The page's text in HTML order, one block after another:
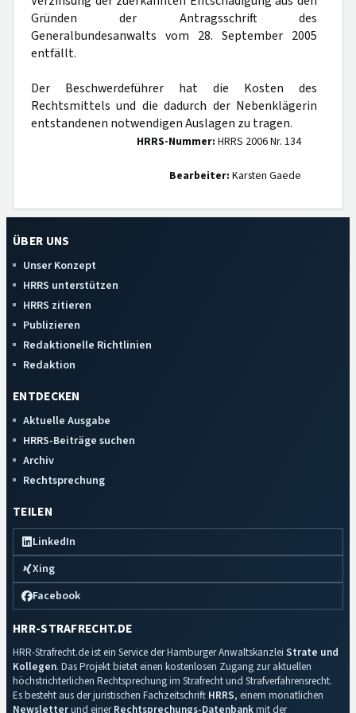
Gründen der Antragsschrift des
Generalbundesanwalts vom 28. September 2005
entfällt.
Der Beschwerdeführer hat die Kosten des
Rechtsmittels und die dadurch der Nebenklägerin
entstandenen notwendigen Auslagen zu tragen.
HRRS-Nummer: HRRS 2006 Nr. 134
Bearbeiter: Karsten Gaede
ÜBER UNS
Unser Konzept
HRRS unterstützen
HRRS zitieren
Publizieren
Redaktionelle Richtlinien
Redaktion
ENTDECKEN
Aktuelle Ausgabe
HRRS-Beiträge suchen
Archiv
Rechtsprechung
TEILEN
LinkedIn
Xing
Facebook
HRR-STRAFRECHT.DE
HRR-Strafrecht.de ist ein Service der Hamburger Anwaltskanzlei Strate und
Kollegen. Das Projekt bietet einen kostenlosen Zugang zur aktuellen
höchstrichterlichen Rechtsprechung im Strafrecht und Strafverfahrensrecht.
Es besteht aus der juristischen Fachzeitschrift HRRS, einem monatlichen
Newsletterund einerRechtsprechungs-Datenbankmit der